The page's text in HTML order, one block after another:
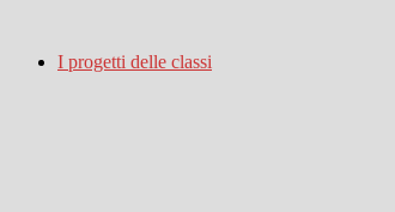
I progetti delle classi